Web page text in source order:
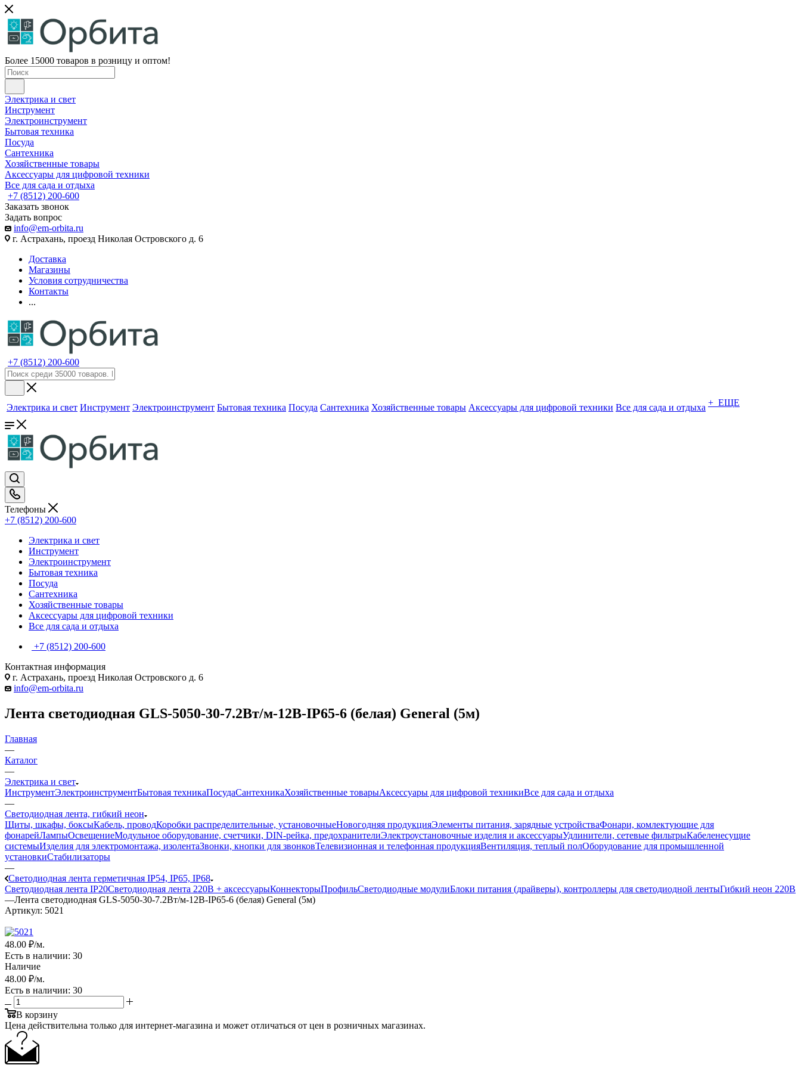
Более 15000 товаров в розницу и оптом!
Электрика и свет
Инструмент
Электроинструмент
Бытовая техника
Посуда
Сантехника
Хозяйственные товары
Аксессуары для цифровой техники
Все для сада и отдыха
+7 (8512) 200-600
Заказать звонок
Задать вопрос
info@em-orbita.ru
г. Астрахань, проезд Николая Островского д. 6
Доставка
Магазины
Условия сотрудничества
Контакты
...
+7 (8512) 200-600
Электрика и свет Инструмент Электроинструмент Бытовая техника Посуда Сантехника Хозяйственные товары Аксессуары для цифровой техники Все для сада и отдыха + ЕЩЕ
Телефоны
+7 (8512) 200-600
Электрика и свет
Инструмент
Электроинструмент
Бытовая техника
Посуда
Сантехника
Хозяйственные товары
Аксессуары для цифровой техники
Все для сада и отдыха
+7 (8512) 200-600
Контактная информация
г. Астрахань, проезд Николая Островского д. 6
info@em-orbita.ru
Лента светодиодная GLS-5050-30-7.2Вт/м-12В-IP65-6 (белая) General (5м)
Главная
—
Каталог
—
Электрика и свет
ИнструментЭлектроинструментБытовая техникаПосудаСантехникаХозяйственные товарыАксессуары для цифровой техникиВсе для сада и отдыха
—
Светодиодная лента, гибкий неон
Щиты, шкафы, боксыКабель, проводКоробки распределительные, установочныеНовогодняя продукцияЭлементы питания, зарядные устройстваФонари, комлектующие для
фонарейЛампыОсвещениеМодульное оборудование, счетчики, DIN-рейка, предохранителиЭлектроустановочные изделия и аксессуарыУдлинители, сетевые фильтрыКабеленесущие
системыИзделия для электромонтажа, изолентаЗвонки, кнопки для звонковТелевизионная и телефонная продукцияВентиляция, теплый полОборудование для промышленной
установкиСтабилизаторы
—
Светодиодная лента герметичная IP54, IP65, IP68
Светодиодная лента IP20Светодиодная лента 220В + аксессуарыКоннекторыПрофильСветодиодные модулиБлоки питания (драйверы), контроллеры для светодиодной лентыГибкий неон 220В
—Лента светодиодная GLS-5050-30-7.2Вт/м-12В-IP65-6 (белая) General (5м)
Артикул: 5021
48.00 ₽/м.
Есть в наличии: 30
Наличие
48.00 ₽/м.
Есть в наличии: 30
В корзину
Цена действительна только для интернет-магазина и может отличаться от цен в розничных магазинах.